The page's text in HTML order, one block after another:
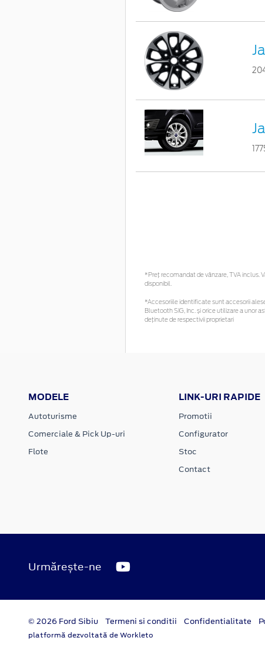
*Preţ recomandat de vânzare, TVA inclus.
disponibil.
*Accesoriile identificate sunt accesorii
Bluetooth SIG, Inc. și orice utilizare a unor
deținute de respectivii proprietari
MODELE
Autoturisme
Comerciale & Pick Up-uri
Flote
LINK-URI RAPIDE
Promotii
Configurator
Stoc
Contact
Urmărește-ne
© 2026 Ford Sibiu Termeni si conditii Confidentialitate
platformă dezvoltată de Workleto